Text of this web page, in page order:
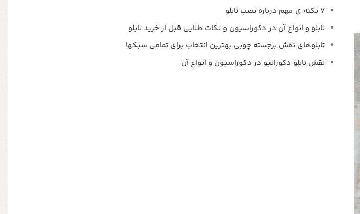
7 نکته ی مهم درباره نصب تابلو
تابلو و انواع آن در دکوراسیون و نکات طلایی قبل از خرید تابلو
تابلوهای نقش برجسته چوبی بهترین انتخاب برای تمامی سبکها
نقش تابلو دکوراتیو در دکوراسیون و انواع آن